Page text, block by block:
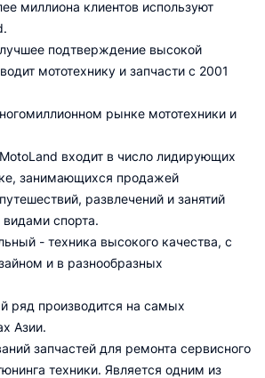
миллиона клиентов используют
подтверждение высокой
мототехнику и запчасти с 2001
рынке мототехники и
входит в число лидирующих
занимающихся продажей
развлечений и занятий
спорта.
- техника высокого качества, с
и в разнообразных
ряд производится на самых
Азии.
запчастей для ремонта сервисного
техники. Является одним из